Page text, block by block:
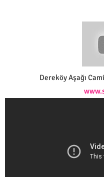
Dereköy Aşağı